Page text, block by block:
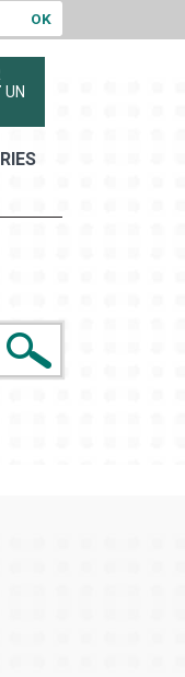
UN